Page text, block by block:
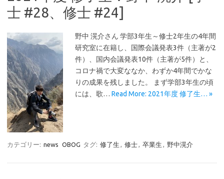
士 #28、修士 #24]
野中 滉介さん 学部3年生～修士2年生の4年間
研究室に在籍し、国際会議発表3件（主著が2
件）、国内会議発表10件（主著が5件）と、
コロナ禍で大変ななか、わずか4年間でかな
りの成果を残しました。 まず学部3年生の頃
には、歌… Read More: 2021年度 修了生… »
カテゴリー: news OBOG タグ: 修了生 , 修士, 卒業生 , 野中滉介